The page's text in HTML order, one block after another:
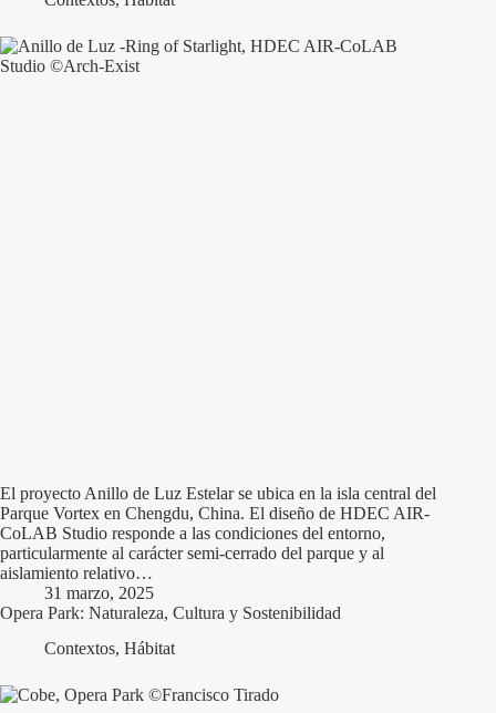
El proyecto Anillo de Luz Estelar se ubica en la isla central del
Parque Vortex en Chengdu, China. El diseño de HDEC AIR-
CoLAB Studio responde a las condiciones del entorno,
particularmente al carácter semi-cerrado del parque y al
aislamiento relativo…
31 marzo, 2025
Opera Park: Naturaleza, Cultura y Sostenibilidad
Contextos, Hábitat